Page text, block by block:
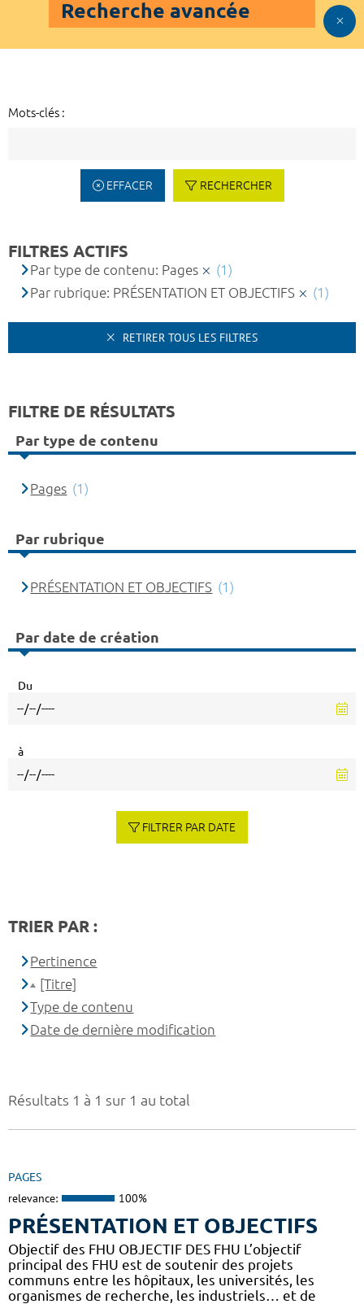
Recherche avancée
Mots-clés :
EFFACER RECHERCHER
Résultats 1 à 1 sur 1 au total
PAGES
relevance: 100%
PRÉSENTATION ET OBJECTIFS
Objectif des FHU OBJECTIF DES FHU L’objectif
principal des FHU est de soutenir des projets
communs entre les hôpitaux, les universités, les
organismes de recherche, les industriels… et de
FILTRES ACTIFS
Par type de contenu: Pages
(1)
Par rubrique: PRÉSENTATION ET OBJECTIFS
(1)
RETIRER TOUS LES FILTRES
FILTRE DE RÉSULTATS
Par type de contenu
Pages (1)
Par rubrique
PRÉSENTATION ET OBJECTIFS (1)
Par date de création
Du
à
FILTRER PAR DATE
TRIER PAR :
Pertinence
[Titre]
Type de contenu
Date de dernière modification